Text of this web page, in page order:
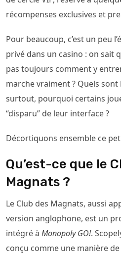
récompenses exclusives et
Pour beaucoup, c’est un peu
privé dans un casino : on sait
pas toujours comment y
marche vraiment ? Quels sont
surtout, pourquoi certains
“disparu” de leur interface ?
Décortiquons ensemble ce
Qu’est-ce que le
Magnats ?
Le Club des Magnats, aussi
version anglophone, est un
intégré à Monopoly GO!.
conçu comme une manière de